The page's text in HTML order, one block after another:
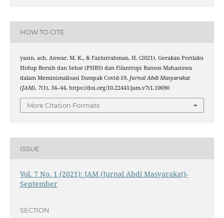
HOW TO CITE
yasin, ach, Anwar, M. K., & Fazlurrahman, H. (2021). Gerakan Perilaku
Hidup Bersih dan Sehat (PHBS) dan Filantropi Bansos Mahasiswa
dalam Meminimalisasi Dampak Covid-19. Jurnal Abdi Masyarakat
(JAM), 7(1), 34–44. https://doi.org/10.22441/jam.v7i1.10690
More Citation Formats
ISSUE
Vol. 7 No. 1 (2021): JAM (Jurnal Abdi Masyarakat)-
September
SECTION